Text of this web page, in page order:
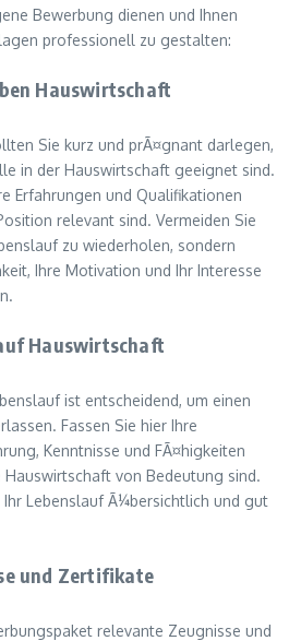
Bewerbung dienen und Ihnen
professionell zu gestalten:
Hauswirtschaft
Sie kurz und prÃ¤gnant darlegen,
in der Hauswirtschaft geeignet sind.
Erfahrungen und Qualifikationen
relevant sind. Vermeiden Sie
zu wiederholen, sondern
Ihre Motivation und Ihr Interesse
Hauswirtschaft
ist entscheidend, um einen
Fassen Sie hier Ihre
Kenntnisse und FÃ¤higkeiten
von Bedeutung sind.
Ihr Lebenslauf Ã¼bersichtlich und gut
und Zertifikate
relevante Zeugnisse und